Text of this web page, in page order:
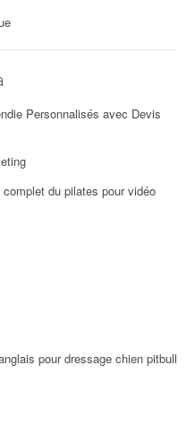
Personnalisés avec Devis
du pilates pour vidéo
pour dressage chien pitbull